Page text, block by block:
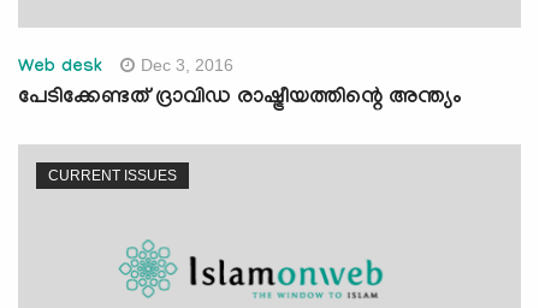
Web desk Dec 3, 2016
പേടിക്കേണ്ടത് ദ്രാവിഡ രാഷ്ട്രീയത്തിന്റെ അന്ത്യം
CURRENT ISSUES